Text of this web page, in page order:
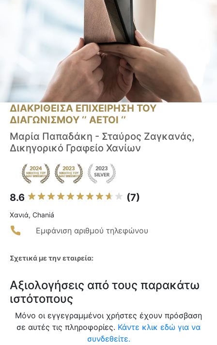
ΔΙΑΚΡΙΘΕΙΣΑ ΕΠΙΧΕΙΡΗΣΗ ΤΟΥ
ΔΙΑΓΩΝΙΣΜΟΥ ‘’ ΑΕΤΟΙ ‘’
Μαρία Παπαδάκη - Σταύρος Ζαγκανάς,
Δικηγορικό Γραφείο Χανίων
8.6 (7)
Χανιά, Chaniá
Εμφάνιση αριθμού τηλεφώνου
Σχετικά με την εταιρεία:
Αξιολογήσεις από τους παρακάτω
ιστότοπους
Μόνο οι εγγεγραμμένοι χρήστες έχουν πρόσβαση
σε αυτές τις πληροφορίες. Κάντε κλικ εδώ για να
συνδεθείτε.